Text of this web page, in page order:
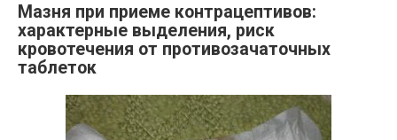
Мазня при приеме контрацептивов:
характерные выделения, риск
кровотечения от противозачаточных
таблеток